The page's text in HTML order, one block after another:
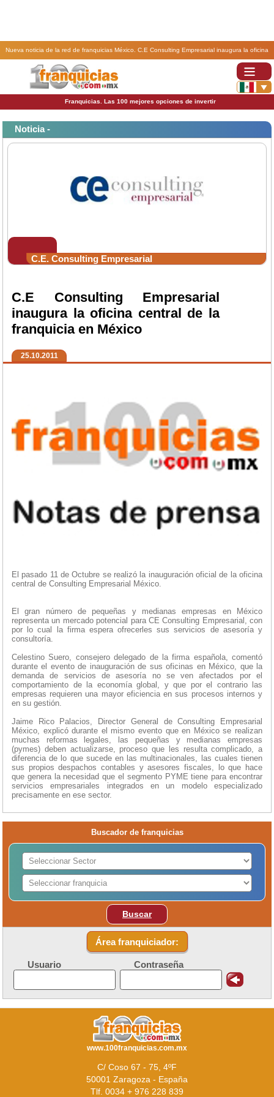
Nueva noticia de la red de franquicias México. C.E Consulting Empresarial inaugura la oficina
central de la franquicia en México.
Franquicias. Las 100 mejores opciones de invertir
Noticia -
C.E. Consulting Empresarial
C.E Consulting Empresarial
inaugura la oficina central de la
franquicia en México
25.10.2011
El pasado 11 de Octubre se realizó la inauguración oficial de la oficina
central de Consulting Empresarial México.
El gran número de pequeñas y medianas empresas en México
representa un mercado potencial para CE Consulting Empresarial, con
por lo cual la firma espera ofrecerles sus servicios de asesoría y
consultoría.
Celestino Suero, consejero delegado de la firma española, comentó
durante el evento de inauguración de sus oficinas en México, que la
demanda de servicios de asesoría no se ven afectados por el
comportamiento de la economía global, y que por el contrario las
empresas requieren una mayor eficiencia en sus procesos internos y
en su gestión.
Jaime Rico Palacios, Director General de Consulting Empresarial
México, explicó durante el mismo evento que en México se realizan
muchas reformas legales, las pequeñas y medianas empresas
(pymes) deben actualizarse, proceso que les resulta complicado, a
diferencia de lo que sucede en las multinacionales, las cuales tienen
sus propios despachos contables y asesores fiscales, lo que hace
que genera la necesidad que el segmento PYME tiene para encontrar
servicios empresariales integrados en un modelo especializado
precisamente en ese sector.
Buscador de franquicias
Buscar
Área franquiciador:
Usuario Contraseña
www.100franquicias.com.mx
C/ Coso 67 - 75, 4ºF
50001 Zaragoza - España
Tlf. 0034 + 976 228 839